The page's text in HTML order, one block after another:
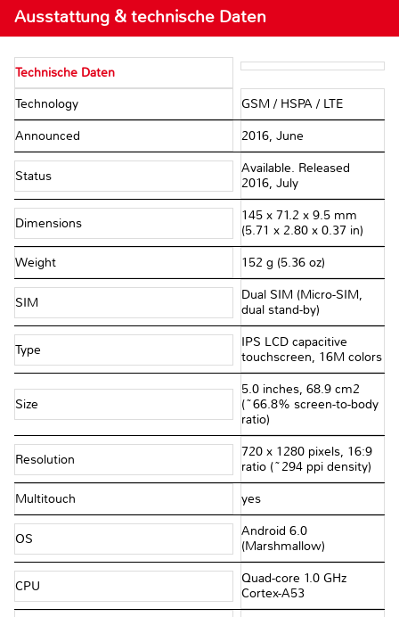
Ausstattung & technische Daten
Technische Daten
Technology GSM / HSPA / LTE
Announced 2016, June
Status
Available. Released
2016, July
Dimensions
145 x 71.2 x 9.5 mm
(5.71 x 2.80 x 0.37 in)
Weight 152 g (5.36 oz)
SIM
Dual SIM (Micro-SIM,
dual stand-by)
Type
IPS LCD capacitive
touchscreen, 16M colors
Size
5.0 inches, 68.9 cm2
(~66.8% screen-to-body
ratio)
Resolution
720 x 1280 pixels, 16:9
ratio (~294 ppi density)
Multitouch yes
OS
Android 6.0
(Marshmallow)
CPU
Quad-core 1.0 GHz
Cortex-A53